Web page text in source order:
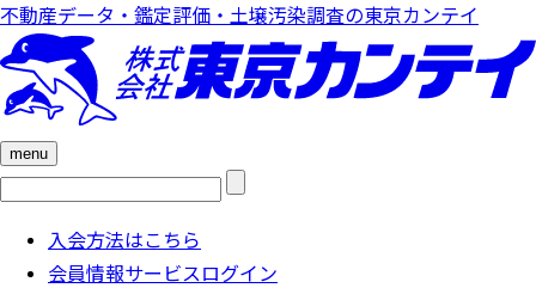
不動産データ・鑑定評価・土壌汚染調査の東京カンテイ
menu
検
入会方法はこちら
会員情報サービスログイン